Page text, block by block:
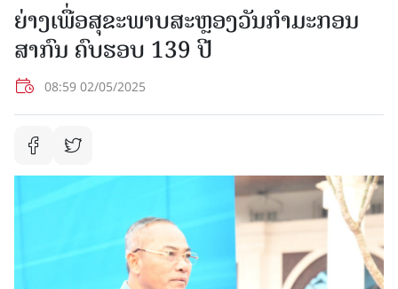
ຍ່າງເພື່ອສຸຂະພາບສະຫຼອງວັນ​ກໍາມະກອນ​
ສາກົນ ຄົບຮອບ 139 ປີ
08:59 02/05/2025